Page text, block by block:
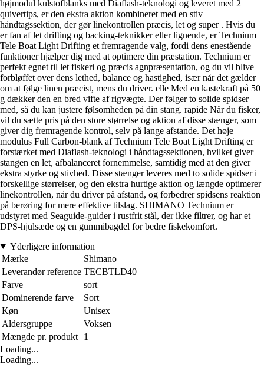
højmodul kulstofblanks med Diaflash-teknologi og leveret med 2
quivertips, er den ekstra aktion kombineret med en stiv
håndtagssektion, der gør linekontrollen præcis, let og super . Hvis du
er fan af let drifting og backing-teknikker eller lignende, er Technium
Tele Boat Light Drifting et fremragende valg, fordi dens enestående
funktioner hjælper dig med at optimere din præstation. Technium er
perfekt egnet til let fiskeri og præcis agnpræsentation, og du vil blive
forbløffet over dens lethed, balance og hastighed, især når det gælder
om at følge linen præcist, mens du driver. elle Med en kastekraft på 50
g dækker den en bred vifte af rigvægte. Der følger to solide spidser
med, så du kan justere følsomheden på din stang. rapide Når du fisker,
vil du sætte pris på den store størrelse og aktion af disse stænger, som
giver dig fremragende kontrol, selv på lange afstande. Det høje
modulus Full Carbon-blank af Technium Tele Boat Light Drifting er
forstærket med Diaflash-teknologi i håndtagssektionen, hvilket giver
stangen en let, afbalanceret fornemmelse, samtidig med at den giver
ekstra styrke og stivhed. Disse stænger leveres med to solide spidser i
forskellige størrelser, og den ekstra hurtige aktion og længde optimerer
linekontrollen, når du driver på afstand, og forbedrer spidsens reaktion
på berøring for mere effektive tilslag. SHIMANO Technium er
udstyret med Seaguide-guider i rustfrit stål, der ikke filtrer, og har et
DPS-hjulsæde og en gummibagdel for bedre fiskekomfort.
Yderligere information
Mærke
Shimano
Leverandør reference TECBTLD40
Farve
sort
Dominerende farve
Sort
Køn
Unisex
Aldersgruppe
Voksen
Mængde pr. produkt
1
Loading...
Loading...